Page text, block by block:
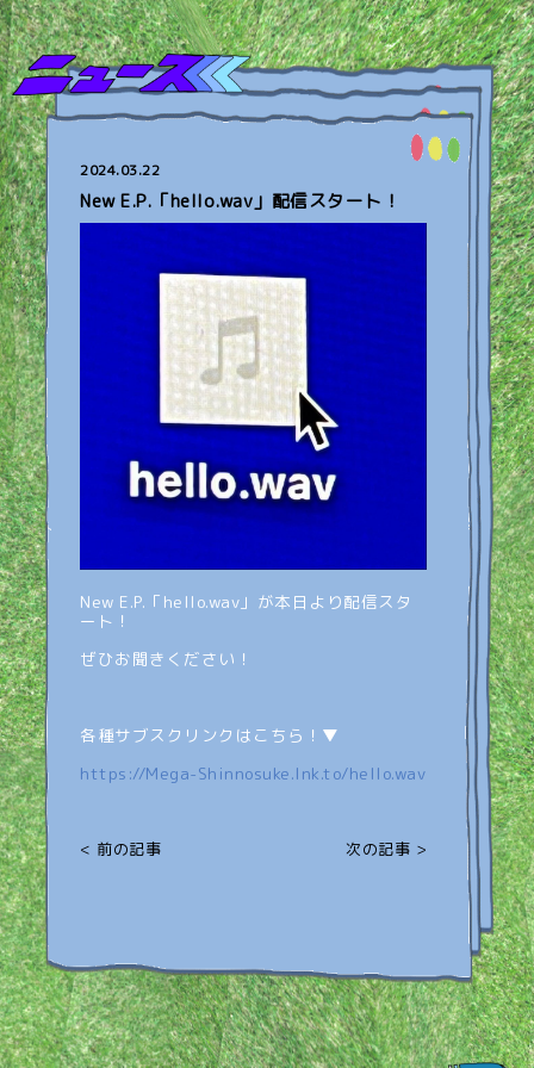
2024.03.22
New E.P.「hello.wav」配信スタート！
New E.P.「hello.wav」が本日より配信スタ
ート！
ぜひお聞きください！
各種サブスクリンクはこちら！▼
https://Mega-Shinnosuke.lnk.to/hello.wav
< 前の記事 次の記事 >